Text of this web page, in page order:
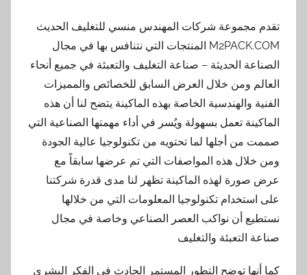
تقدم مجموعة شركات المهندس منسي للتغليف الحديث
M2PACK.COM المنتجات التي نتنافس بها في مجال
الصناعة الحديثة – صناعة التغليف والتعبئة في جميع أنحاء
العالم ومن خلال العرض السابق للخصائص والمميزات
الفنية والهندسية الخاصة بهذه الماكينة يتضح لنا أن هذه
الماكينة تعمل بسهولة ويُسر في أداء مهمتها الصناعية التي
صممت من أجلها لما تحتويه من تكنولوجيا عالية الجودة
ومن خلال هذه المواصفات التي تم عرضها سابقاً مع
عرض صورة لهذه الماكينة تظهر لنا مدى قدرة شركتنا
على استخدام تكنولوجيا المعلومات التي من خلالها
نستطيع أن نواكب العصر الصناعي وخاصة في مجال
صناعة التعبئة والتغليف
كما أنها توضح التطور المستمر الحادث في الفكر البشري